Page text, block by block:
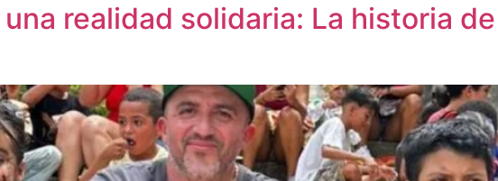
realidad solidaria: La historia